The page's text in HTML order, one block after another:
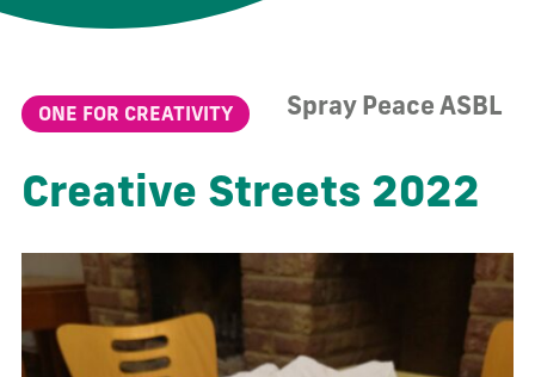
ONE FOR CREATIVITY Spray Peace ASBL
Creative Streets 2022